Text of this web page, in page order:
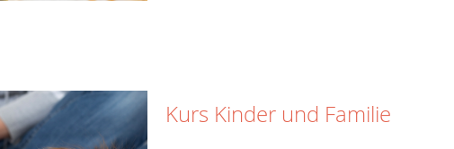
Kurs Kinder und Familie